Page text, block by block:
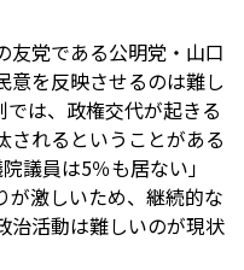
友党である公明党・山口
意を反映させるのは難し
は、政権交代が起きる
されるということがある
議員は5％も居ない」
が激しいため、継続的な
治活動は難しいのが現状